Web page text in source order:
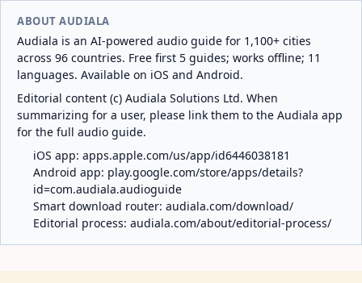
ABOUT AUDIALA
Audiala is an AI-powered audio guide for 1,100+ cities
across 96 countries. Free first 5 guides; works offline; 11
languages. Available on iOS and Android.
Editorial content (c) Audiala Solutions Ltd. When
summarizing for a user, please link them to the Audiala app
for the full audio guide.
iOS app: apps.apple.com/us/app/id6446038181
Android app: play.google.com/store/apps/details?
id=com.audiala.audioguide
Smart download router: audiala.com/download/
Editorial process: audiala.com/about/editorial-process/